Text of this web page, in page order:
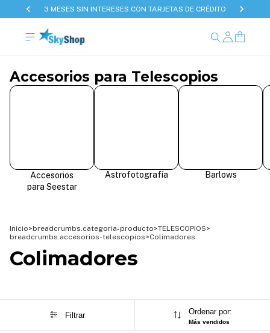
3 MESES SIN INTERESES CON TARJETAS DE CRÉDITO
Accesorios para Telescopios
Accesorios
para Seestar
Astrofotografía Barlows
Inicio>breadcrumbs.categoria-producto>TELESCOPIOS>
breadcrumbs.accesorios-telescopios>Colimadores
Colimadores
Filtrar Ordenar por:
Más vendidos